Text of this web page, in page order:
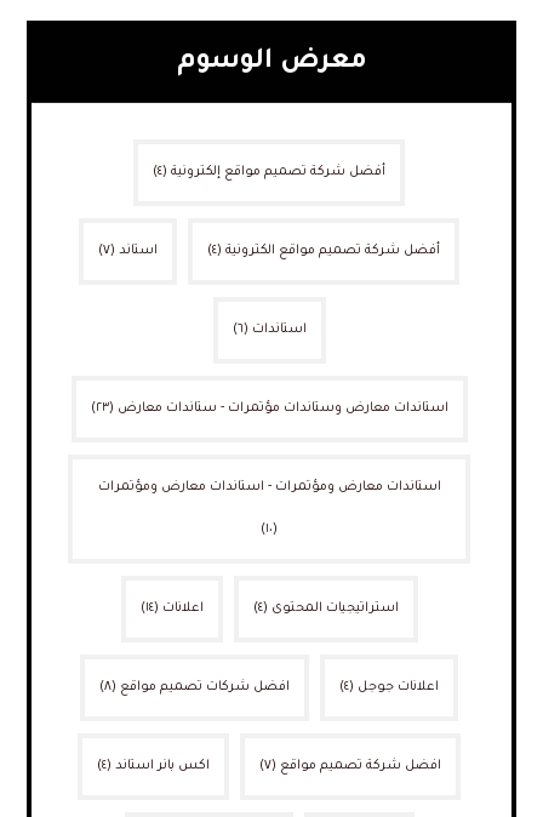
معرض الوسوم
أفضل شركة تصميم مواقع إلكترونية (٤)
أفضل شركة تصميم مواقع الكترونية (٤) استاند (٧)
استاندات (٦)
استاندات معارض وستاندات مؤتمرات - ستاندات معارض (٢٣)
استاندات معارض ومؤتمرات - استاندات معارض ومؤتمرات
(١٠)
استراتيجيات المحتوى (٤) اعلانات (١٤)
اعلانات جوجل (٤) افضل شركات تصميم مواقع (٨)
افضل شركة تصميم مواقع (٧) اكس بانر استاند (٤)